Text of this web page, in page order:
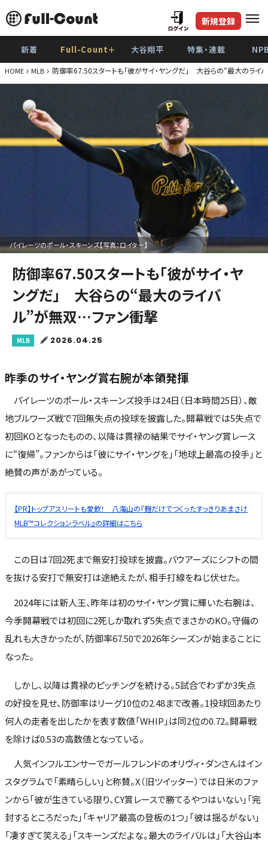
新規登録
新着 Full-Count＋ 大谷翔平 特集・連載
HOME MLB 防御率67.50スタートも「彼がサイ・ヤングだ」 大谷らの“最大のライ
パイレーツのポール・スキーンズ【写真：ロイター】
防御率67.50スタートも「彼がサイ・ヤ
ングだ」 大谷らの“最大のライバ
ル”が無双…ファン衝撃
MLB 2026.04.25
昨季のサイ・ヤング賞右腕が本領発揮
パイレーツのポール・スキーンズ投手は24日（日本時間25日）、敵
地ブルワーズ戦で7回無失点の投球を披露した。開幕戦では5失点で
初回KOとなったものの、以降は貫禄の結果でサイ・ヤング賞レース
に“復帰”。ファンからは「彼にサイ・ヤングを」「地球上最高の投手」と
絶賛の声があがっている。
【PR】トップアスリートも愛飲！ 八海山の『麹だけでつくったすっきりあまさけ
MLB™コレクションラベル』の詳細はこちら
この日は7回2死まで無安打投球を披露。バウアーズにシフトの間
を抜ける安打で無安打は途絶えたが、相手打線をねじ伏せた。
2024年には新人王、昨年は初のサイ・ヤング賞に輝いた右腕は、
今季開幕戦では初回に2死しか取れず5失点でまさかのKO。守備の
乱れも大きかったが、防御率67.50で2026年シーズンが始まることに
なった。
しかし、以降は貫禄のピッチングを続ける。5試合でわずか3失点
の好投を見せ、防御率はリーグ10位の2.48まで改善。1投球回あたり
何人の走者を出したかを表す数値「WHIP」は同2位の0.72。開幕戦
を除けば0.53の高数値となっている。
人気インフルエンサーでガールフレンドのオリヴィ・ダンさんはイン
スタグラムで「素晴らしい」と称賛。X（旧ツイッター）では日米のファ
ンから「彼が生きている限り、CY賞レースで勝てるやつはいない」「完
封するところだった」「キャリア最高の登板の1つ」「彼は揺るがない」
「凄すぎて笑える」「スキーンズだよな。最大のライバルは」「大谷山本